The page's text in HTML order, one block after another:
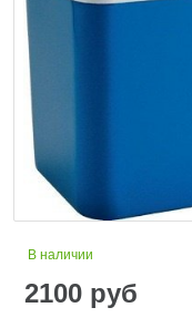
В наличии
2100 руб